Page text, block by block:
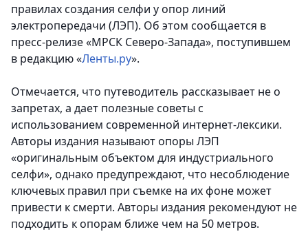
правилах создания селфи у опор линий
электропередачи (ЛЭП). Об этом сообщается в
пресс-релизе «МРСК Северо-Запада», поступившем
в редакцию «Ленты.ру».
Отмечается, что путеводитель рассказывает не о
запретах, а дает полезные советы с
использованием современной интернет-лексики.
Авторы издания называют опоры ЛЭП
«оригинальным объектом для индустриального
селфи», однако предупреждают, что несоблюдение
ключевых правил при съемке на их фоне может
привести к смерти. Авторы издания рекомендуют не
подходить к опорам ближе чем на 50 метров.